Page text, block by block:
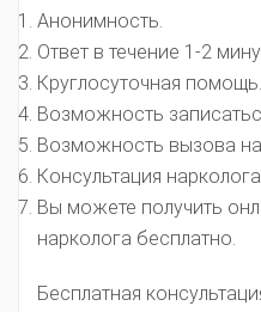
Анонимность.
Ответ в течение 1-2
Круглосуточная помощь.
Возможность
Возможность вызова
Консультация
Вы можете получить
нарколога бесплатно.
Бесплатная